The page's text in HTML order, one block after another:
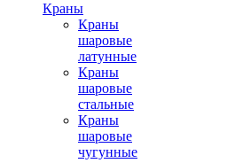
Краны
Краны
шаровые
латунные
Краны
шаровые
стальные
Краны
шаровые
чугунные